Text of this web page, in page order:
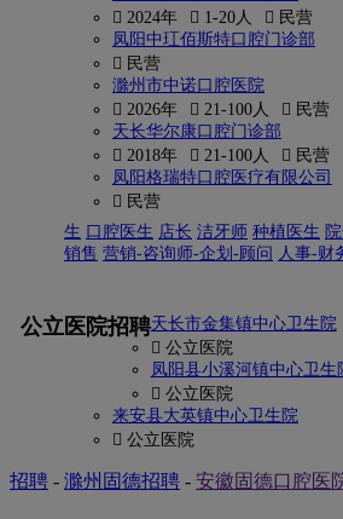
 2024年
 1-20人
 民营
凤阳中玒佰斯特口腔门诊部
 民营
滁州市中诺口腔医院
 2026年
 21-100人
 民营
天长华尔康口腔门诊部
 2018年
 21-100人
 民营
凤阳格瑞特口腔医疗有限公司
 民营
生 口腔医生 店长 洁牙师 种植医生
销售 营销-咨询师-企划-顾问 人事-财
公立医院招聘天长市金集镇中心卫生院
 公立医院
凤阳县小溪河镇中心卫生
 公立医院
来安县大英镇中心卫生院
 公立医院
招聘 - 滁州固德招聘 - 安徽固德口腔医